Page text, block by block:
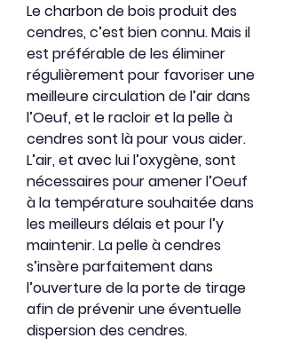
Le charbon de bois produit des
cendres, c’est bien connu. Mais il
est préférable de les éliminer
régulièrement pour favoriser une
meilleure circulation de l’air dans
l’Oeuf, et le racloir et la pelle à
cendres sont là pour vous aider.
L’air, et avec lui l’oxygène, sont
nécessaires pour amener l’Oeuf
à la température souhaitée dans
les meilleurs délais et pour l’y
maintenir. La pelle à cendres
s’insère parfaitement dans
l’ouverture de la porte de tirage
afin de prévenir une éventuelle
dispersion des cendres.